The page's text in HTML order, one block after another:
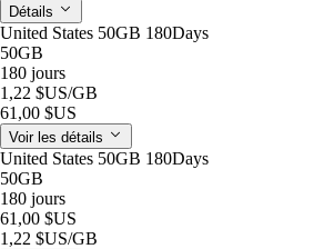
Détails
United States 50GB 180Days
50GB
180 jours
1,22 $US/GB
61,00 $US
Voir les détails
United States 50GB 180Days
50GB
180 jours
61,00 $US
1,22 $US/GB